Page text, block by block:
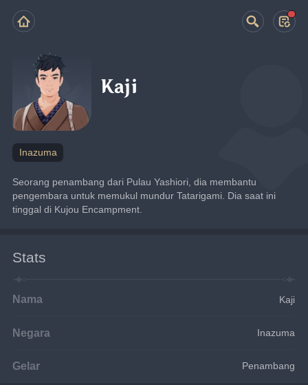
Kaji
Inazuma
Seorang penambang dari Pulau Yashiori, dia membantu
pengembara untuk memukul mundur Tatarigami. Dia saat ini
tinggal di Kujou Encampment.
Stats
Nama Kaji
Negara Inazuma
Gelar Penambang